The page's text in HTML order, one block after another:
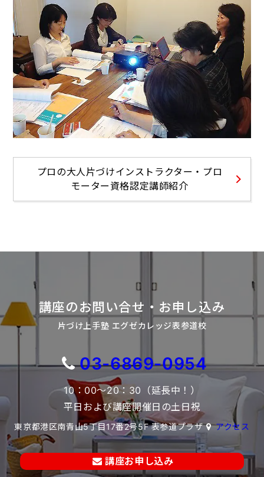
プロの大人片づけインストラクター・プロ
モーター資格認定講師紹介
講座のお問い合せ・お申し込み
片づけ上手塾 エグゼカレッジ表参道校
03-6869-0954
10：00～20：30（延長中！）
平日および講座開催日の土日祝
東京都港区南青山5丁目17番2号5F 表参道プラザ アクセス
講座お申し込み